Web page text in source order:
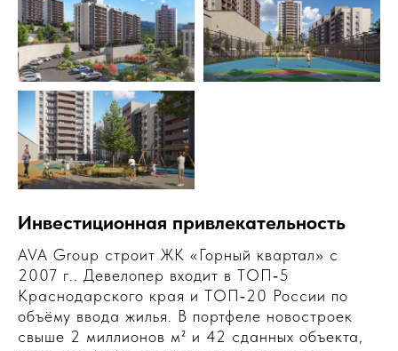
Инвестиционная привлекательность
AVA Group строит ЖК «Горный квартал» с
2007 г.. Девелопер входит в ТОП‑5
Краснодарского края и ТОП‑20 России по
объёму ввода жилья. В портфеле новостроек
свыше 2 миллионов м² и 42 сданных объекта,